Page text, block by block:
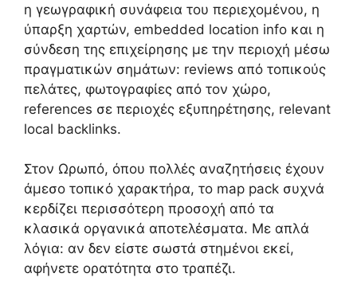
η γεωγραφική συνάφεια του περιεχομένου, η
ύπαρξη χαρτών, embedded location info και η
σύνδεση της επιχείρησης με την περιοχή μέσω
πραγματικών σημάτων: reviews από τοπικούς
πελάτες, φωτογραφίες από τον χώρο,
references σε περιοχές εξυπηρέτησης, relevant
local backlinks.
Στον Ωρωπό, όπου πολλές αναζητήσεις έχουν
άμεσο τοπικό χαρακτήρα, το map pack συχνά
κερδίζει περισσότερη προσοχή από τα
κλασικά οργανικά αποτελέσματα. Με απλά
λόγια: αν δεν είστε σωστά στημένοι εκεί,
αφήνετε ορατότητα στο τραπέζι.